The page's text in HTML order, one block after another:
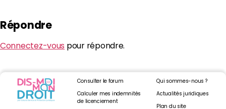
Répondre
Connectez-vous pour répondre.
Consulter le forum
Calculer mes indemnités
de licenciement
Qui sommes-nous ?
Actualités juridiques
Plan du site